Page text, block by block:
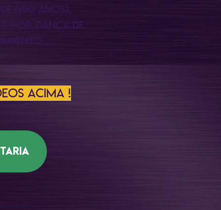
(+50 ANOS),
POP, DANÇA DE
ACIMA !